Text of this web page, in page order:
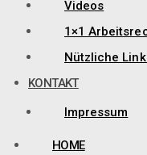
Videos
1×1
Nützliche
KONTAKT
Impressum
HOME